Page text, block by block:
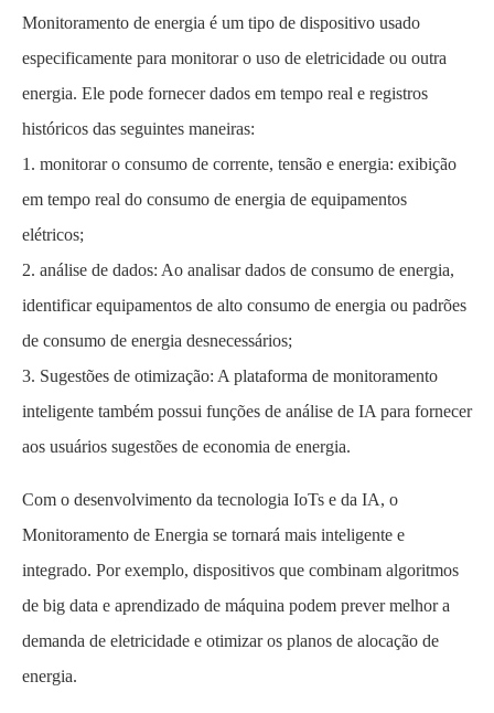
Monitoramento de energia é um tipo de dispositivo usado
especificamente para monitorar o uso de eletricidade ou outra
energia. Ele pode fornecer dados em tempo real e registros
históricos das seguintes maneiras:
1. monitorar o consumo de corrente, tensão e energia: exibição
em tempo real do consumo de energia de equipamentos
elétricos;
2. análise de dados: Ao analisar dados de consumo de energia,
identificar equipamentos de alto consumo de energia ou padrões
de consumo de energia desnecessários;
3. Sugestões de otimização: A plataforma de monitoramento
inteligente também possui funções de análise de IA para fornecer
aos usuários sugestões de economia de energia.
Com o desenvolvimento da tecnologia IoTs e da IA, o
Monitoramento de Energia se tornará mais inteligente e
integrado. Por exemplo, dispositivos que combinam algoritmos
de big data e aprendizado de máquina podem prever melhor a
demanda de eletricidade e otimizar os planos de alocação de
energia.